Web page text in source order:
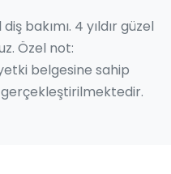
bakımı. 4 yıldır güzel
Özel not:
belgesine sahip
gerçekleştirilmektedir.